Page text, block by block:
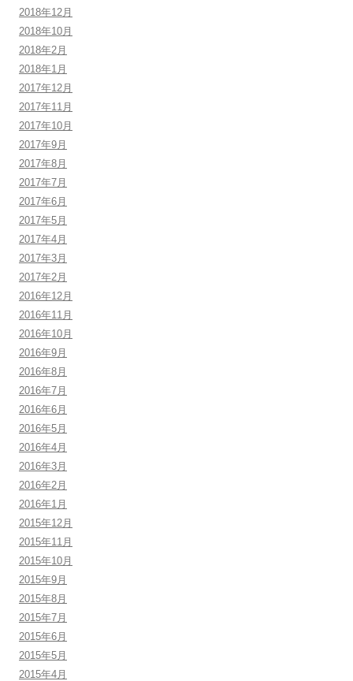
2018年12月
2018年10月
2018年2月
2018年1月
2017年12月
2017年11月
2017年10月
2017年9月
2017年8月
2017年7月
2017年6月
2017年5月
2017年4月
2017年3月
2017年2月
2016年12月
2016年11月
2016年10月
2016年9月
2016年8月
2016年7月
2016年6月
2016年5月
2016年4月
2016年3月
2016年2月
2016年1月
2015年12月
2015年11月
2015年10月
2015年9月
2015年8月
2015年7月
2015年6月
2015年5月
2015年4月